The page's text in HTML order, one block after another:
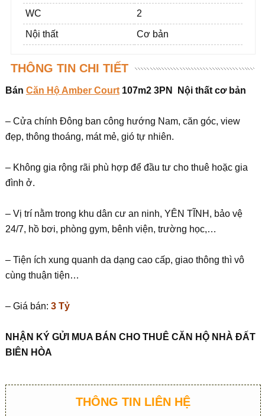
WC 2
Nội thất Cơ bản
THÔNG TIN CHI TIẾT
Bán Căn Hộ Amber Court107m2 3PN Nội thất cơ bản
– Cửa chính Đông ban công hướng Nam, căn góc, view
đẹp, thông thoáng, mát mẻ, gió tự nhiên.
– Không gia rộng rãi phù hợp để đầu tư cho thuê hoặc gia
đình ở.
– Vị trí nằm trong khu dân cư an ninh, YÊN TĨNH, bảo vệ
24/7, hồ bơi, phòng gym, bênh viện, trường học,…
– Tiện ích xung quanh da dạng cao cấp, giao thông thì vô
cùng thuận tiện…
– Giá bán: 3 Tỷ
NHẬN KÝ GỬI MUA BÁN CHO THUÊ CĂN HỘ NHÀ ĐẤT
BIÊN HÒA
THÔNG TIN LIÊN HỆ